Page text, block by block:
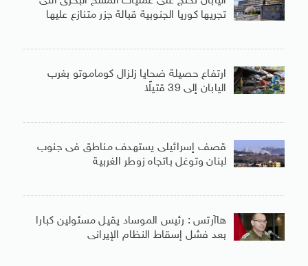
تجريها كوريا الجنوبية قبالة جزر متنازع عليها
ارتفاع حصيلة ضحايا زلزال كوماموتو بغرب
اليابان إلى 39 قتيلًا
قصف إسرائيلى يستهدف مناطق فى جنوب
لبنان وتوغل باتجاه زوطر الغربية
هاآرتس : رئيس الموساد يقيل مسئولين كبارا
بعد فشل إسقاط النظام الإيرانى